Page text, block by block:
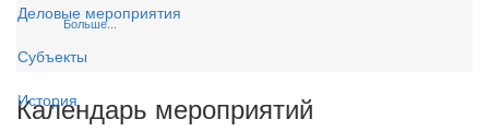
Деловые мероприятия
Субъекты
История
Больше...
Календарь мероприятий